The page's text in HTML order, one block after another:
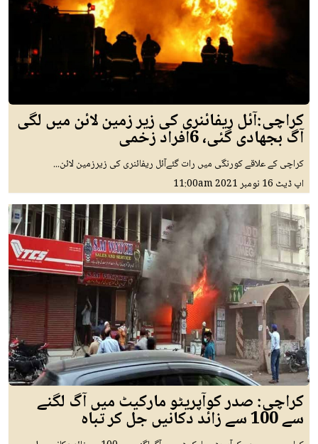
کراچی:آئل ریفائنری کی زیر زمین لائن میں لگی
آگ بجھادی گئی، 6افراد زخمی
کراچی کے علاقے کورنگی میں رات گئےآئل ریفائنری کی زیرزمین لائن...
اپ ڈیٹ 16 نومبر 2021 11:00am
کراچی: صدر کوآپریٹو مارکیٹ میں آگ لگنے
سے 100 سے زائد دکانیں جل کر تباہ